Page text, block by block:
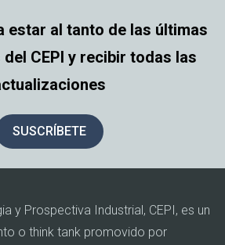
estar al tanto de las últimas
CEPI y recibir todas las
SUSCRÍBETE
y Prospectiva Industrial, CEPI, es un
o think tank promovido por